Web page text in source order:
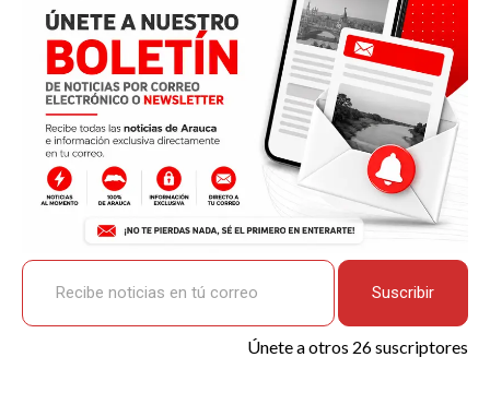
o
k
p
p
k tir
Recibe noticias en tú correo
Suscribir
Únete a otros 26 suscriptores